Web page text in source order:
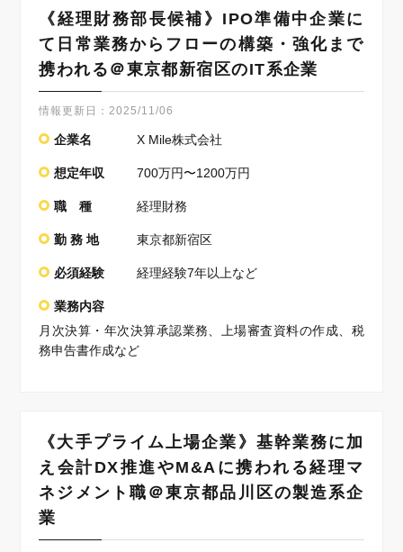
《経理財務部長候補》IPO準備中企業に
て日常業務からフローの構築・強化まで
携われる＠東京都新宿区のIT系企業
情報更新日：2025/11/06
企業名 X Mile株式会社
想定年収 700万円〜1200万円
職 種 経理財務
勤 務 地 東京都新宿区
必須経験 経理経験7年以上など
業務内容
月次決算・年次決算承認業務、上場審査資料の作成、税
務申告書作成など
《大手プライム上場企業》基幹業務に加
え会計DX推進やM&Aに携われる経理マ
ネジメント職＠東京都品川区の製造系企
業